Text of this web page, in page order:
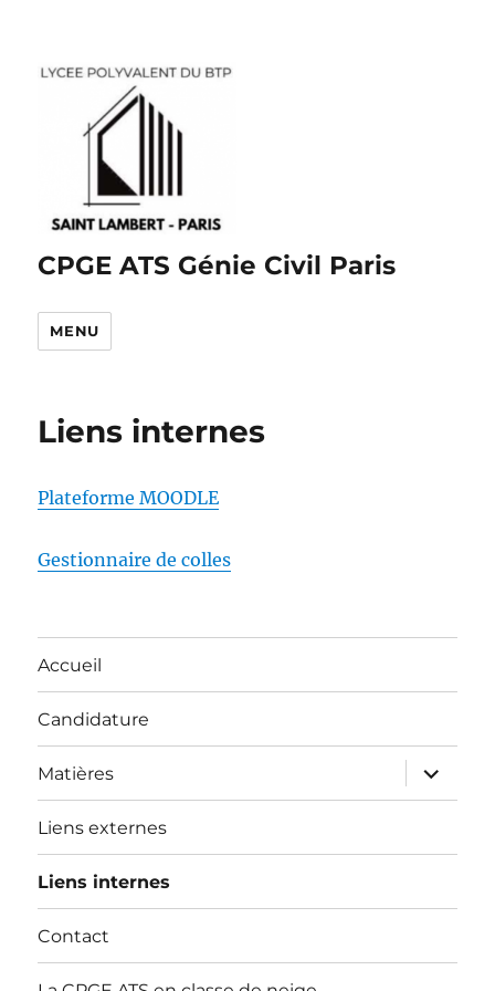
CPGE ATS Génie Civil Paris
MENU
Liens internes
Plateforme MOODLE
Gestionnaire de colles
Accueil
Candidature
Matières
ouvrir
le
sous-
Liens externes
Liens internes
Contact